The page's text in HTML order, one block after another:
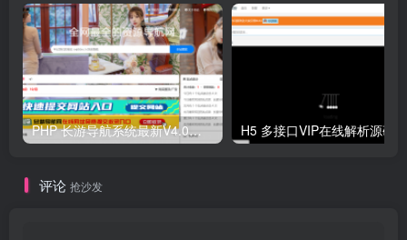
PHP 长游导航系统最新V4.0开源可运营正版 源码 H5 多接口VIP在线解析源码
评论 抢沙发